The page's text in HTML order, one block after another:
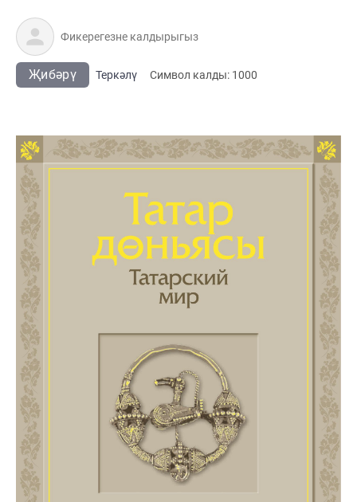
Җибәрү Теркәлү Cимвол калды: 1000